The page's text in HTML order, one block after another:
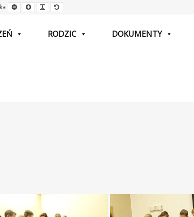
Mniejsza
czcionka
Większa
czcionka
Czytelna
czcionka
Domyślna
czcionka
RODZIC DOKUMENTY